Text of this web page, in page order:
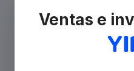
Ventas e